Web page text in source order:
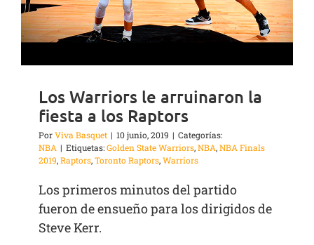
Los Warriors le arruinaron la
fiesta a los Raptors
PorViva Basquet | 10 junio, 2019 | Categorías:
NBA | Etiquetas:Golden State Warriors,NBA,NBA Finals
2019,Raptors,Toronto Raptors,Warriors
Los primeros minutos del partido
fueron de ensueño para los dirigidos de
Steve Kerr.